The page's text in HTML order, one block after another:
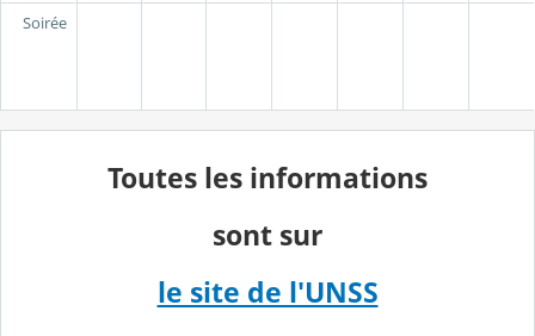
Soirée
Toutes les informations
sont sur
le site de l'UNSS